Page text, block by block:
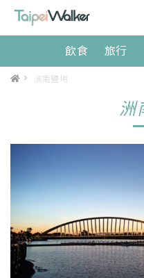
飲食 旅行
> 洲南鹽場
洲